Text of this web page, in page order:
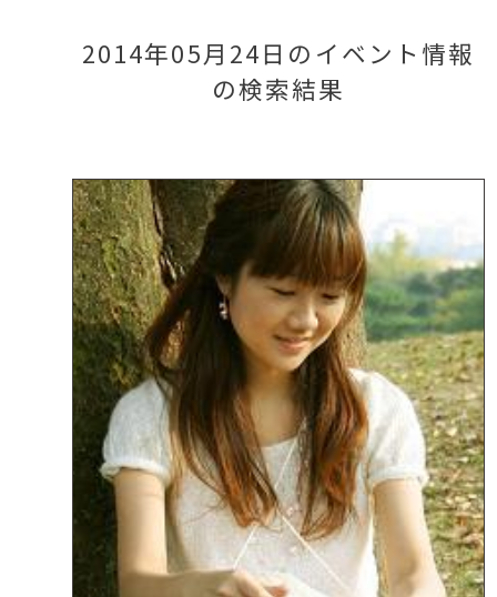
2014年05月24日のイベント情報
の検索結果